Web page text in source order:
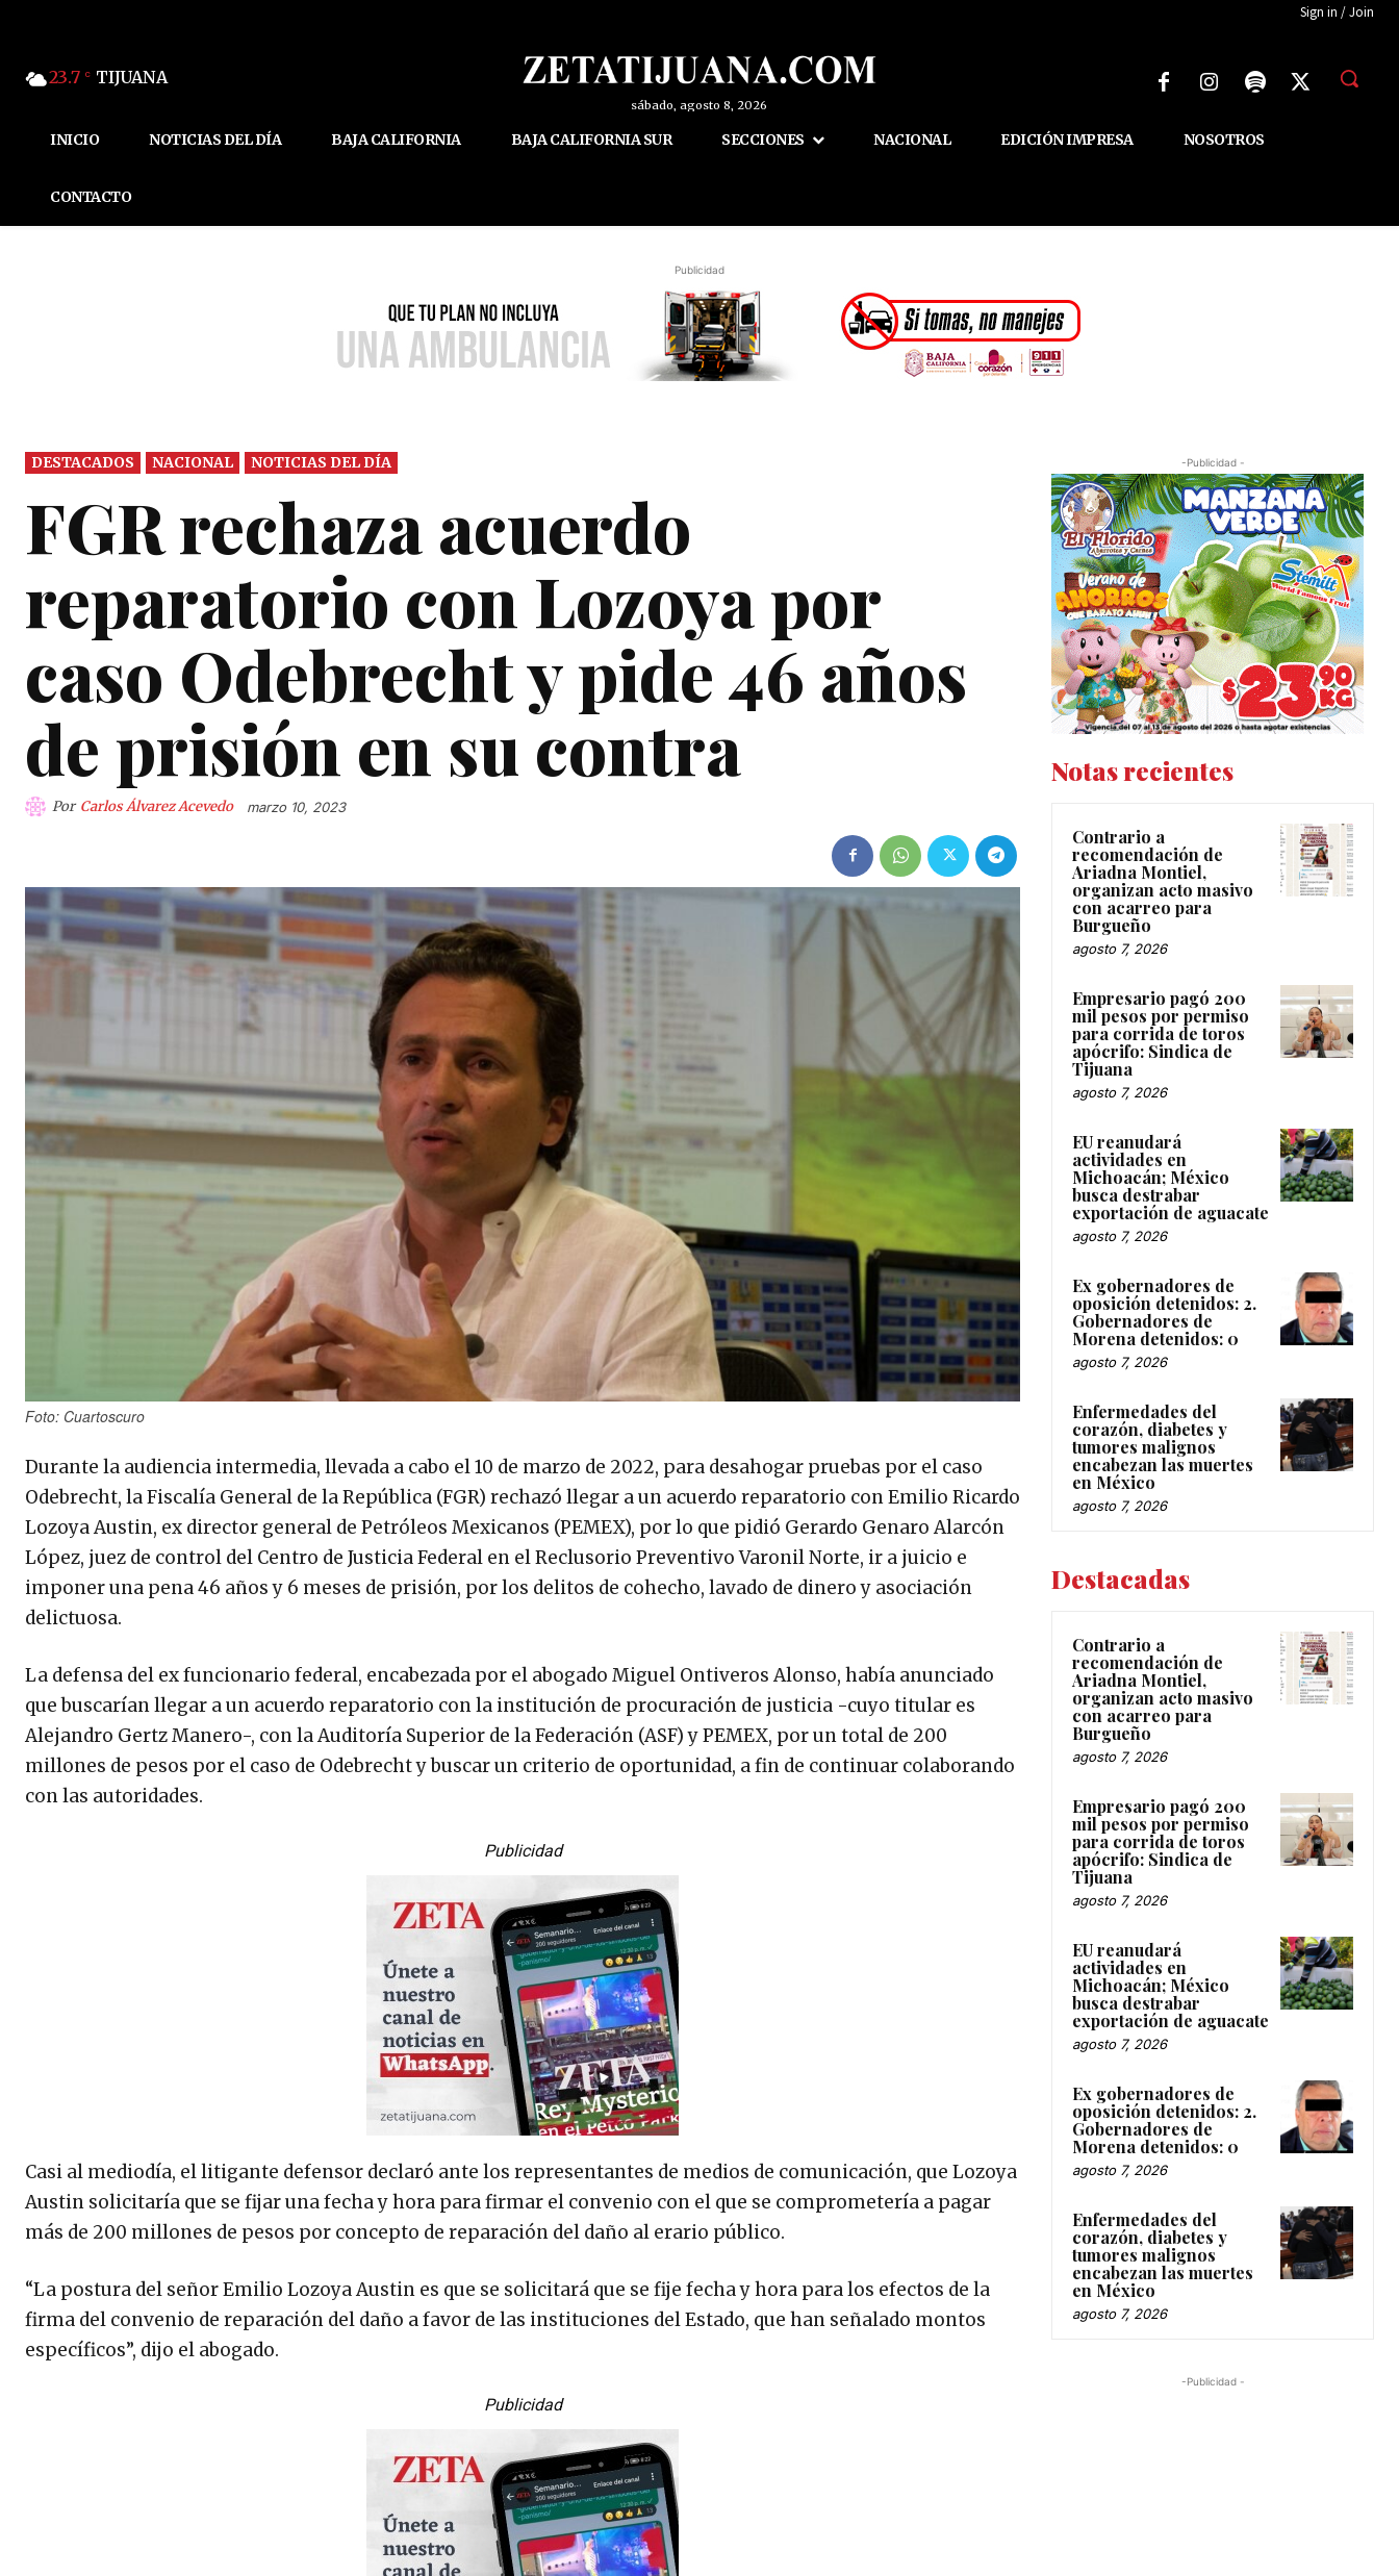
Sign in / Join
23.7 C TIJUANA
sábado, agosto 8, 2026
INICIO NOTICIAS DEL DÍA BAJA CALIFORNIA BAJA CALIFORNIA SUR SECCIONES NACIONAL EDICIÓN IMPRESA NOSOTROS
CONTACTO
Publicidad
DESTACADOS NACIONAL NOTICIAS DEL DÍA
FGR rechaza acuerdo
reparatorio con Lozoya por
caso Odebrecht y pide 46 años
de prisión en su contra
Por Carlos Álvarez Acevedo marzo 10, 2023
Foto: Cuartoscuro
Durante la audiencia intermedia, llevada a cabo el 10 de marzo de 2022, para desahogar pruebas por el caso
Odebrecht, la Fiscalía General de la República (FGR) rechazó llegar a un acuerdo reparatorio con Emilio Ricardo
Lozoya Austin, ex director general de Petróleos Mexicanos (PEMEX), por lo que pidió Gerardo Genaro Alarcón
López, juez de control del Centro de Justicia Federal en el Reclusorio Preventivo Varonil Norte, ir a juicio e
imponer una pena 46 años y 6 meses de prisión, por los delitos de cohecho, lavado de dinero y asociación
delictuosa.
La defensa del ex funcionario federal, encabezada por el abogado Miguel Ontiveros Alonso, había anunciado
que buscarían llegar a un acuerdo reparatorio con la institución de procuración de justicia -cuyo titular es
Alejandro Gertz Manero-, con la Auditoría Superior de la Federación (ASF) y PEMEX, por un total de 200
millones de pesos por el caso de Odebrecht y buscar un criterio de oportunidad, a fin de continuar colaborando
con las autoridades.
Publicidad
Casi al mediodía, el litigante defensor declaró ante los representantes de medios de comunicación, que Lozoya
Austin solicitaría que se fijar una fecha y hora para firmar el convenio con el que se comprometería a pagar
más de 200 millones de pesos por concepto de reparación del daño al erario público.
“La postura del señor Emilio Lozoya Austin es que se solicitará que se fije fecha y hora para los efectos de la
firma del convenio de reparación del daño a favor de las instituciones del Estado, que han señalado montos
específicos”, dijo el abogado.
Publicidad
-Publicidad -
Notas recientes
Contrario a
recomendación de
Ariadna Montiel,
organizan acto masivo
con acarreo para
Burgueño
agosto 7, 2026
Empresario pagó 200
mil pesos por permiso
para corrida de toros
apócrifo: Sindica de
Tijuana
agosto 7, 2026
EU reanudará
actividades en
Michoacán; México
busca destrabar
exportación de aguacate
agosto 7, 2026
Ex gobernadores de
oposición detenidos: 2.
Gobernadores de
Morena detenidos: 0
agosto 7, 2026
Enfermedades del
corazón, diabetes y
tumores malignos
encabezan las muertes
en México
agosto 7, 2026
Destacadas
Contrario a
recomendación de
Ariadna Montiel,
organizan acto masivo
con acarreo para
Burgueño
agosto 7, 2026
Empresario pagó 200
mil pesos por permiso
para corrida de toros
apócrifo: Sindica de
Tijuana
agosto 7, 2026
EU reanudará
actividades en
Michoacán; México
busca destrabar
exportación de aguacate
agosto 7, 2026
Ex gobernadores de
oposición detenidos: 2.
Gobernadores de
Morena detenidos: 0
agosto 7, 2026
Enfermedades del
corazón, diabetes y
tumores malignos
encabezan las muertes
en México
agosto 7, 2026
-Publicidad -